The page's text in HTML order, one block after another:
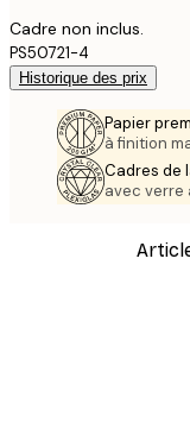
Cadre non inclus.
PS50721-4
Historique des prix
Papier
à finition
Cadres de
avec verre